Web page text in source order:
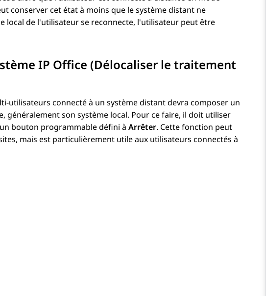
conserver cet état à moins que le système distant ne
local de l'utilisateur se reconnecte, l'utilisateur peut être
IP Office (Délocaliser le traitement
utilisateurs connecté à un système distant devra composer un
généralement son système local. Pour ce faire, il doit utiliser
bouton programmable défini à Arrêter. Cette fonction peut
mais est particulièrement utile aux utilisateurs connectés à